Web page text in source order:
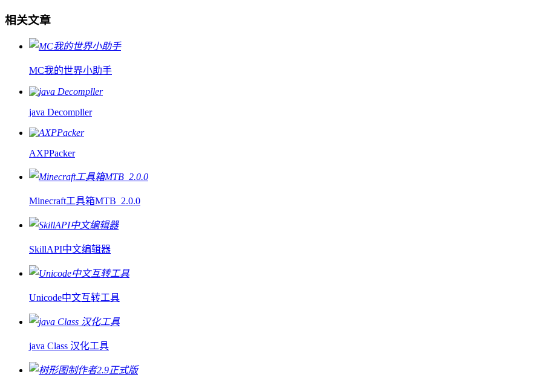
相关文章
MC我的世界小助手
java Decompller
AXPPacker
Minecraft工具箱MTB_2.0.0
SkillAPI中文编辑器
Unicode中文互转工具
java Class 汉化工具